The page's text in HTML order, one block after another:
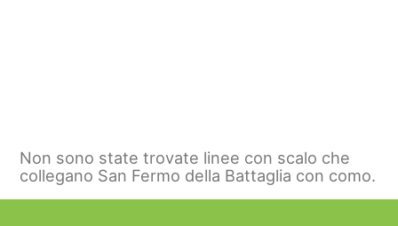
Non sono state trovate linee con scalo che
collegano San Fermo della Battaglia con como.